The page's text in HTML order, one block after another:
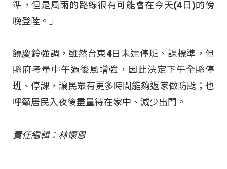
準，但是風雨的路線很有可能會在今天(4日)的傍
晚登陸。」
饒慶鈴強調，雖然台東4日未達停班、課標準，但
縣府考量中午過後風增強，因此決定下午全縣停
班、停課，讓民眾有更多時間能夠返家做防颱；也
呼籲居民入夜後盡量待在家中、減少出門。
責任編輯：林懷恩